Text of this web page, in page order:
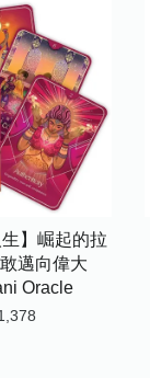
】崛起的拉
邁向偉大
Oracle